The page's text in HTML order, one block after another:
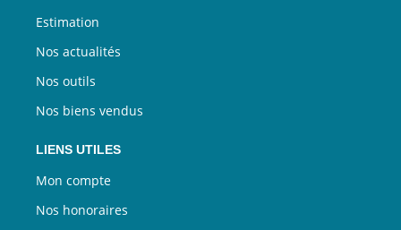
Estimation
Nos actualités
Nos outils
Nos biens vendus
LIENS UTILES
Mon compte
Nos honoraires